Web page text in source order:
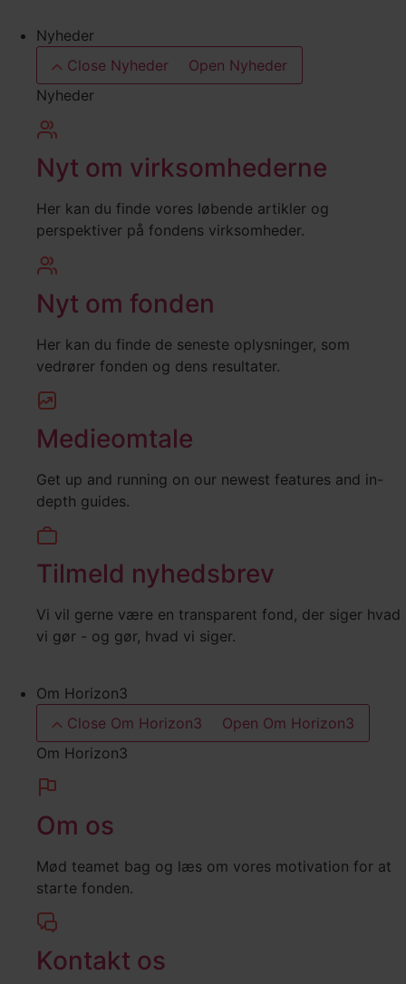
Nyheder
Close Nyheder
Open Nyheder
Nyheder
Nyt om virksomhederne
Her kan du finde vores løbende artikler og
perspektiver på fondens virksomheder.
Nyt om fonden
Her kan du finde de seneste oplysninger, som
vedrører fonden og dens resultater.
Medieomtale
Get up and running on our newest features and in-
depth guides.
Tilmeld nyhedsbrev
Vi vil gerne være en transparent fond, der siger hvad
vi gør - og gør, hvad vi siger.
Om Horizon3
Close Om Horizon3
Open Om Horizon3
Om Horizon3
Om os
Mød teamet bag og læs om vores motivation for at
starte fonden.
Kontakt os